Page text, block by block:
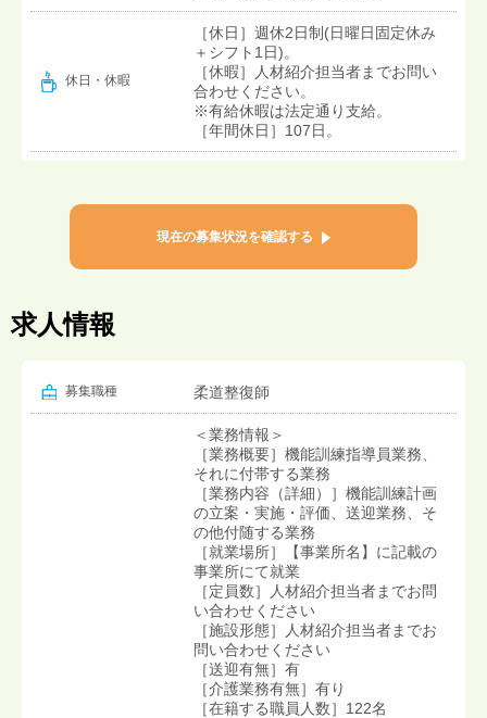
休日・休暇
［休日］週休2日制(日曜日固定休み
＋シフト1日)。
［休暇］人材紹介担当者までお問い
合わせください。
※有給休暇は法定通り支給。
［年間休日］107日。
現在の募集状況を確認する
求人情報
募集職種 柔道整復師
＜業務情報＞
［業務概要］機能訓練指導員業務、
それに付帯する業務
［業務内容（詳細）］機能訓練計画
の立案・実施・評価、送迎業務、そ
の他付随する業務
［就業場所］【事業所名】に記載の
事業所にて就業
［定員数］人材紹介担当者までお問
い合わせください
［施設形態］人材紹介担当者までお
問い合わせください
［送迎有無］有
［介護業務有無］有り
［在籍する職員人数］122名